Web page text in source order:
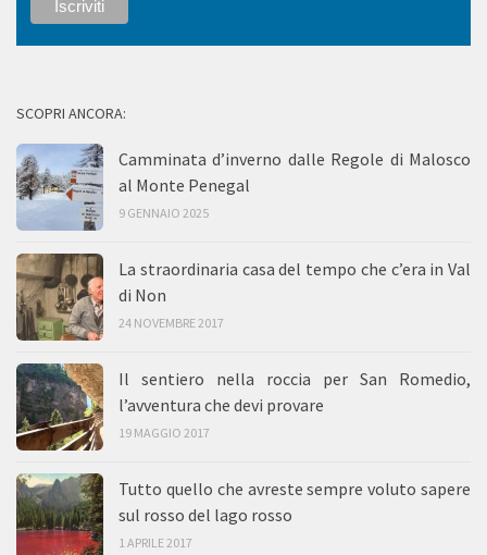
SCOPRI ANCORA:
Camminata d’inverno dalle Regole di Malosco
al Monte Penegal
9 GENNAIO 2025
La straordinaria casa del tempo che c’era in Val
di Non
24 NOVEMBRE 2017
Il sentiero nella roccia per San Romedio,
l’avventura che devi provare
19 MAGGIO 2017
Tutto quello che avreste sempre voluto sapere
sul rosso del lago rosso
1 APRILE 2017